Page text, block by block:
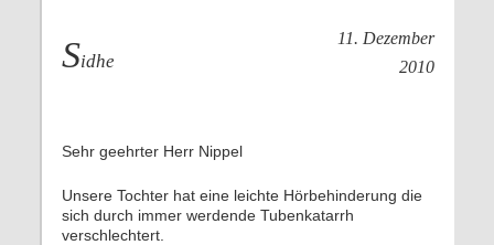
Sidhe
11. Dezember
2010
Sehr geehrter Herr Nippel
Unsere Tochter hat eine leichte Hörbehinderung die
sich durch immer werdende Tubenkatarrh
verschlechtert.